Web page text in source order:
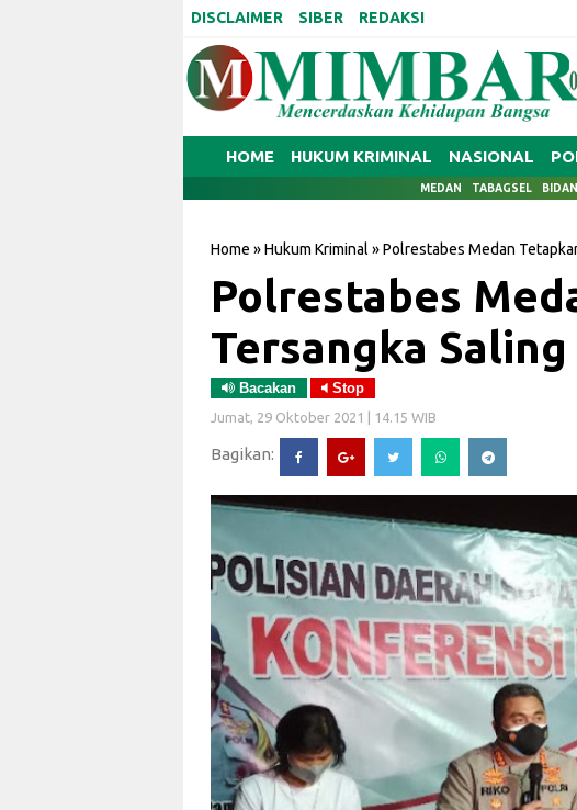
DISCLAIMER SIBER REDAKSI
HOME HUKUM KRIMINAL NASIONAL
MEDAN TABAGSEL
Home »Hukum Kriminal »Polrestabes Medan
Polrestabes
Tersangka
Bacakan Stop
Jumat, 29 Oktober 2021 | 14.15 WIB
Bagikan: